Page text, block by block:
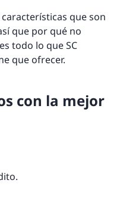
que son
que por qué no
todo lo que SC
que ofrecer.
con la mejor